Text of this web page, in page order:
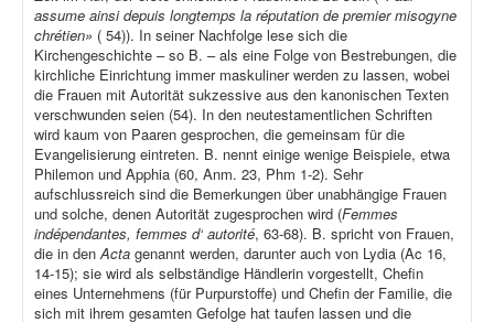
assume ainsi depuis longtemps la réputation de premier misogyne
chrétien» ( 54)). In seiner Nachfolge lese sich die
Kirchengeschichte – so B. – als eine Folge von Bestrebungen, die
kirchliche Einrichtung immer maskuliner werden zu lassen, wobei
die Frauen mit Autorität sukzessive aus den kanonischen Texten
verschwunden seien (54). In den neutestamentlichen Schriften
wird kaum von Paaren gesprochen, die gemeinsam für die
Evangelisierung eintreten. B. nennt einige wenige Beispiele, etwa
Philemon und Apphia (60, Anm. 23, Phm 1-2). Sehr
aufschlussreich sind die Bemerkungen über unabhängige Frauen
und solche, denen Autorität zugesprochen wird (Femmes
indépendantes, femmes d‘ autorité, 63-68). B. spricht von Frauen,
die in denActa genannt werden, darunter auch von Lydia (Ac 16,
14-15); sie wird als selbständige Händlerin vorgestellt, Chefin
eines Unternehmens (für Purpurstoffe) und Chefin der Familie, die
sich mit ihrem gesamten Gefolge hat taufen lassen und die